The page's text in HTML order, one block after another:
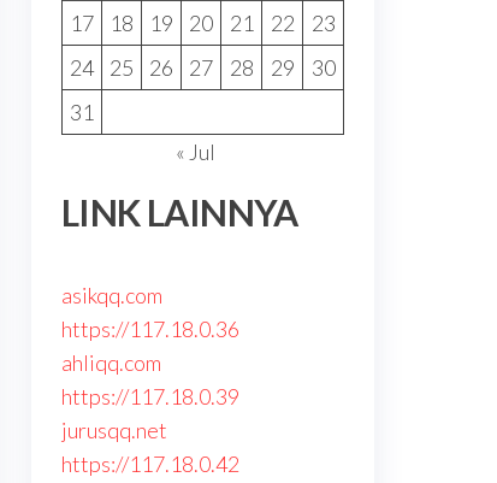
17
18 19 20 21 22
23
24
25 26 27 28 29
30
31
« Jul
LINK LAINNYA
asikqq.com
https://117.18.0.36
ahliqq.com
https://117.18.0.39
jurusqq.net
https://117.18.0.42